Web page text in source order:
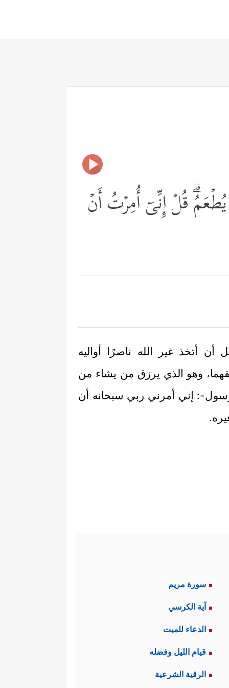
یُطۡعَمُۗ قُلۡ إِنِّیۤ أُمِرۡتُ أَنۡ
أتخذ غير الله ناصرًا أواليه
وهو الذي يرزق من يشاء من
: إني أمرني ربي سبحانه أن
سورة مريم
آية الكرسي
الدعاء للميت
قيام الليل وفضله
الرقية الشرعية